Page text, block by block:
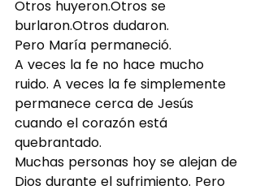
Otros huyeron.Otros se
burlaron.Otros dudaron.
Pero María permaneció.
A veces la fe no hace mucho
ruido. A veces la fe simplemente
permanece cerca de Jesús
cuando el corazón está
quebrantado.
Muchas personas hoy se alejan de
Dios durante el sufrimiento. Pero